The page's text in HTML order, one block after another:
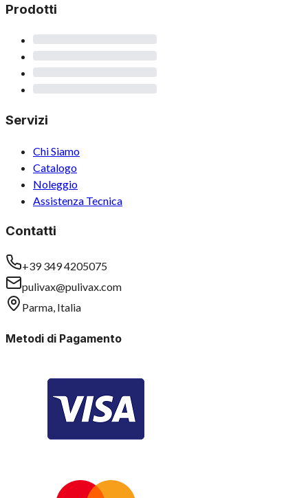
Prodotti
Servizi
Chi Siamo
Catalogo
Noleggio
Assistenza Tecnica
Contatti
+39 349 4205075
pulivax@pulivax.com
Parma, Italia
Metodi di Pagamento